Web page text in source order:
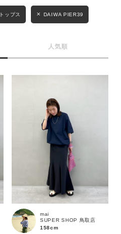
トップス DAIWA PIER39
人気順
mai
SUPER SHOP 鳥取店
158cm